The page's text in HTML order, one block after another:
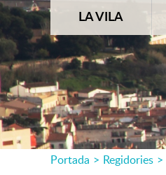
LA VILA
Portada > Regidories >